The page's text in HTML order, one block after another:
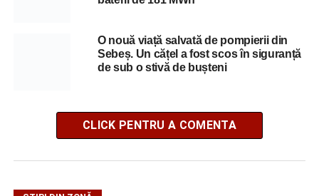
O nouă viață salvată de pompierii din
Sebeș. Un cățel a fost scos în siguranță
de sub o stivă de bușteni
CLICK PENTRU A COMENTA